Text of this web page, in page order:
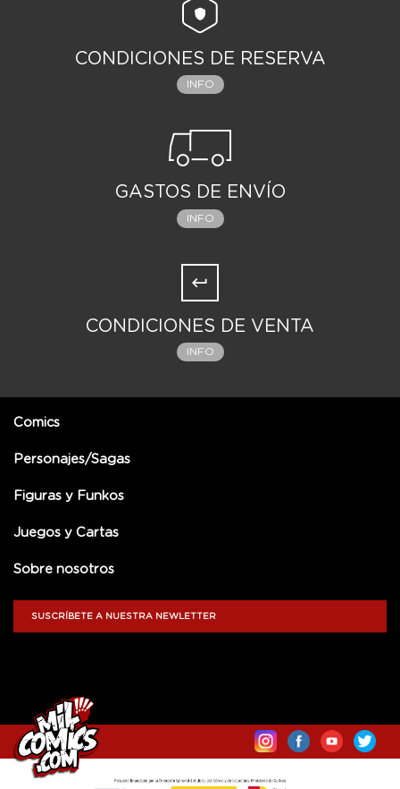
CONDICIONES DE RESERVA
INFO
GASTOS DE ENVÍO
INFO
CONDICIONES DE VENTA
INFO
Comics
Personajes/Sagas
Figuras y Funkos
Juegos y Cartas
Sobre nosotros
SUSCRÍBETE A NUESTRA NEWLETTER